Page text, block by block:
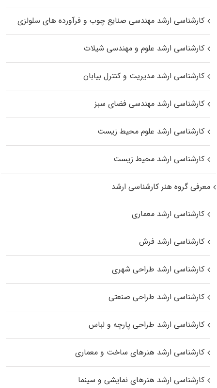
کارشناسی ارشد مهندسی صنایع چوب و فرآورده‌ های سلولزی
کارشناسی ارشد علوم و مهندسی شیلات
کارشناسی ارشد مدیریت و کنترل بیابان
کارشناسی ارشد مهندسی فضای سبز
کارشناسی ارشد علوم محیط‌ زیست
کارشناسی ارشد محیط زیست
معرفی گروه هنر کارشناسی ارشد
کارشناسی ارشد معماری
کارشناسی ارشد فرش
کارشناسی ارشد طراحی شهری
کارشناسی ارشد طراحی صنعتی
کارشناسی ارشد طراحی پارچه و لباس
کارشناسی ارشد هنرهای ساخت و معماری
کارشناسی ارشد هنرهای نمایشی و سینما